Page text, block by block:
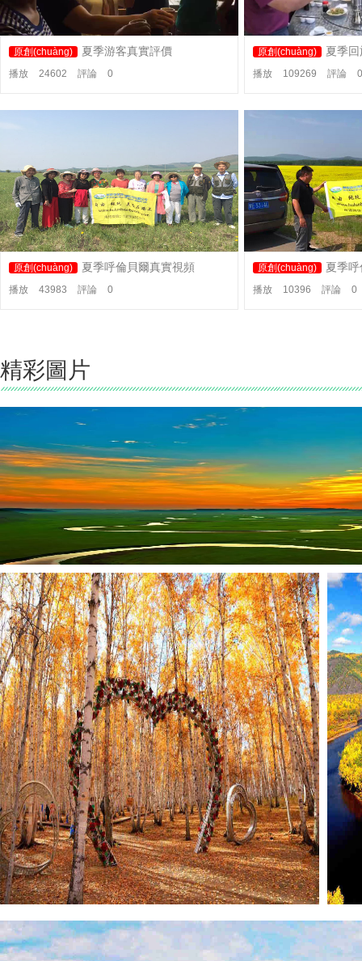
原創(chuàng) 夏季游客真實評價
播放 24602 評論 0
原創(chuàng) 夏季
播放 109269 評論 0
原創(chuàng) 夏季呼倫貝爾真實視頻
播放 43983 評論 0
原創(chuàng) 夏季
播放 10396 評論 0
精彩圖片